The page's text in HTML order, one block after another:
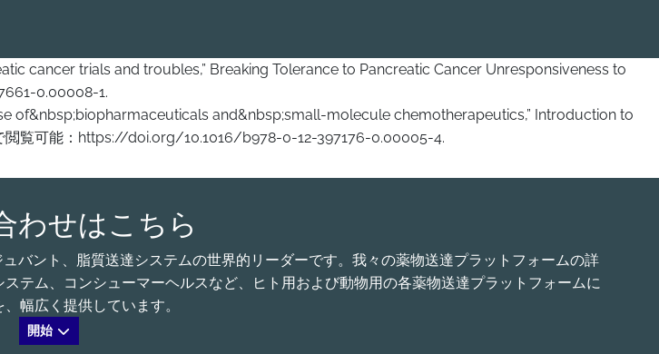
cancer trials and troubles,” Breaking Tolerance to Pancreatic Cancer Unresponsiveness to
0.00008-1.
of&nbsp;biopharmaceuticals and&nbsp;small-molecule chemotherapeutics,” Introduction to
閲覧可能：https://doi.org/10.1016/b978-0-12-397176-0.00005-4.
わせはこちら
バント、脂質送達システムの世界的リーダーです。我々の薬物送達プラットフォームの詳
テム、コンシューマーヘルスなど、ヒト用および動物用の各薬物送達プラットフォームに
幅広く提供しています。
開始